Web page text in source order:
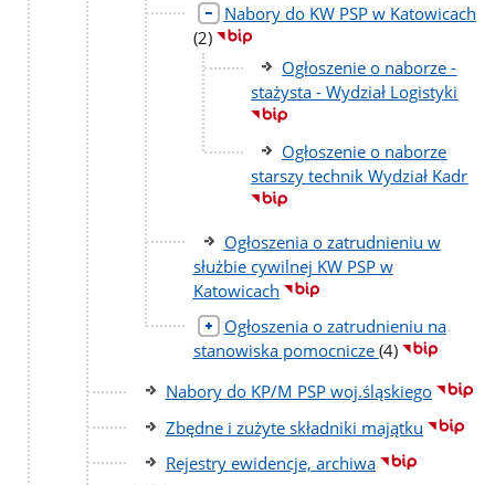
Nabory do KW PSP w Katowicach
liczba
podstron
(2)
Ogłoszenie o naborze -
stażysta - Wydział Logistyki
Ogłoszenie o naborze
starszy technik Wydział Kadr
Ogłoszenia o zatrudnieniu w
służbie cywilnej KW PSP w
Katowicach
Ogłoszenia o zatrudnieniu na
stanowiska pomocnicze liczba
(4)
Nabory do KP/M PSP woj.śląskiego
Zbędne i zużyte składniki majątku
Rejestry ewidencje, archiwa